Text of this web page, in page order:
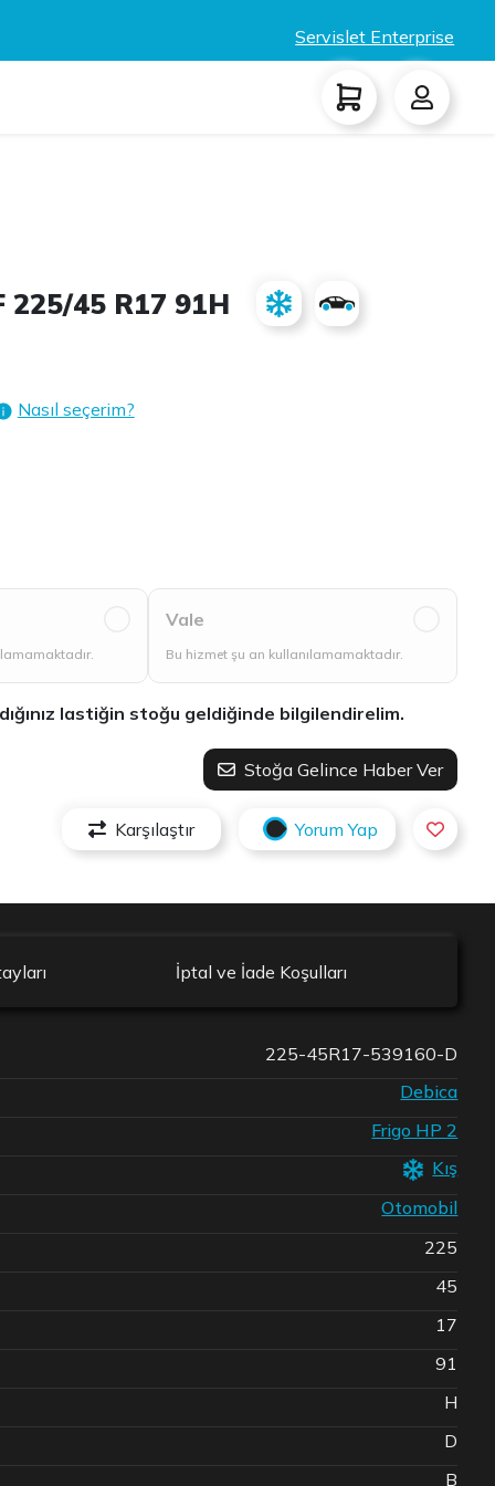
Servislet Enterprise
225/45 R17 91H
Nasıl seçerim?
Vale
Bu hizmet şu an kullanılamamaktadır.
lastiğin stoğu geldiğinde bilgilendirelim.
Stoğa Gelince Haber Ver
Karşılaştır Yorum Yap
İptal ve İade Koşulları
225-45R17-539160-D
Debica
Frigo HP 2
Kış
Otomobil
225
45
17
91
H
D
B